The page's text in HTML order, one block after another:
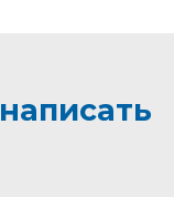
написать